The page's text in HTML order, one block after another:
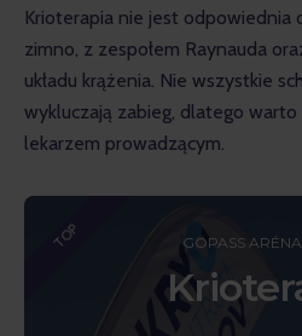
Krioterapia nie jest odpowiednia
zimno, z zespołem Raynauda
układu krążenia. Nie wszystkie
wykluczają zabieg, dlatego
lekarzem prowadzącym.
TOP GOPASS